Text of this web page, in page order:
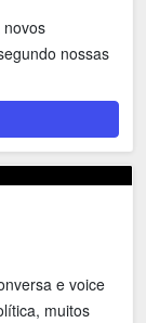
nossas
e voice
muitos